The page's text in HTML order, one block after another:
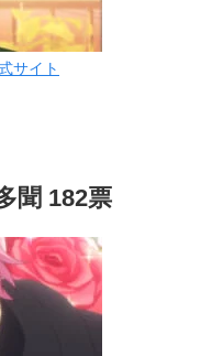
サイト
聞 182票